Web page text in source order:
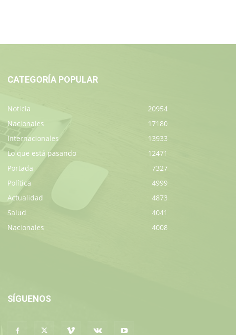
CATEGORÍA POPULAR
Noticia
20954
Nacionales
17180
Internacionales
13933
Lo que está pasando
12471
Portada
7327
Política
4999
Actualidad
4873
Salud
4041
Nacionales
4008
SÍGUENOS